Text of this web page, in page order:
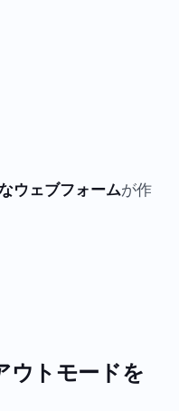
ウェブフォームが作
ウトモードを